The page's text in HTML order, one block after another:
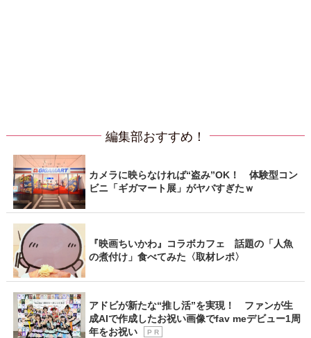
編集部おすすめ！
カメラに映らなければ“盗み”OK！ 体験型コン
ビニ「ギガマート展」がヤバすぎたｗ
『映画ちいかわ』コラボカフェ 話題の「人魚
の煮付け」食べてみた〈取材レポ〉
アドビが新たな“推し活”を実現！ ファンが生
成AIで作成したお祝い画像でfav meデビュー1周
年をお祝い
P R